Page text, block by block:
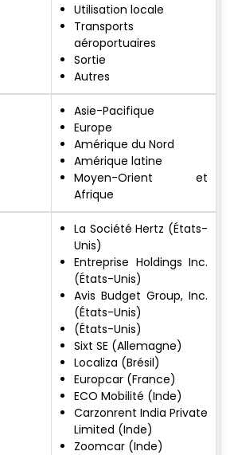
Utilisation locale
Transports
aéroportuaires
Sortie
Autres
Asie-Pacifique
Europe
Amérique du Nord
Amérique latine
Moyen-Orient et
Afrique
La Société Hertz (États-
Unis)
Entreprise Holdings Inc.
(États-Unis)
Avis Budget Group, Inc.
(États-Unis)
(États-Unis)
Sixt SE (Allemagne)
Localiza (Brésil)
Europcar (France)
ECO Mobilité (Inde)
Carzonrent India Private
Limited (Inde)
Zoomcar (Inde)